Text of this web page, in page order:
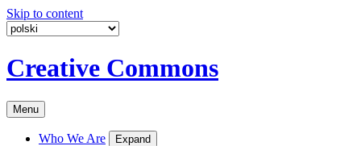
Skip to content
Creative Commons
Menu
Who We Are Expand